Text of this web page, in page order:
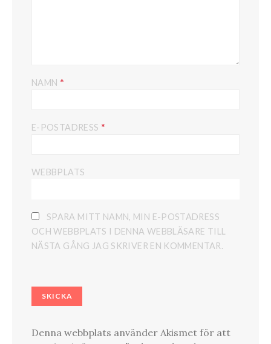
NAMN *
E-POSTADRESS *
WEBBPLATS
SPARA MITT NAMN, MIN E-POSTADRESS
OCH WEBBPLATS I DENNA WEBBLÄSARE TILL
NÄSTA GÅNG JAG SKRIVER EN KOMMENTAR.
Denna webbplats använder Akismet för att